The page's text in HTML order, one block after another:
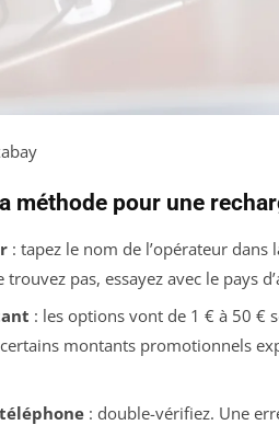
méthode pour une
: tapez le nom de l’opérateur dans
pas, essayez avec le pays
: les options vont de 1 € à 50 €
montants promotionnels
: double-vérifiez. Une